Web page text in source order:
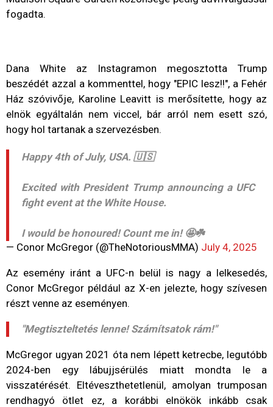
fogadta.
Dana White az Instagramon megosztotta Trump
beszédét azzal a kommenttel, hogy "EPIC lesz!!", a Fehér
Ház szóvivője, Karoline Leavitt is merősítette, hogy az
elnök egyáltalán nem viccel, bár arról nem esett szó,
hogy hol tartanak a szervezésben.
Happy 4th of July, USA. 🇺🇸
Excited with President Trump announcing a UFC
fight event at the White House.
I would be honoured! Count me in! 🤩☘️
— Conor McGregor (@TheNotoriousMMA) July 4, 2025
Az esemény iránt a UFC-n belül is nagy a lelkesedés,
Conor McGregor például az X-en jelezte, hogy szívesen
részt venne az eseményen.
"Megtiszteltetés lenne! Számítsatok rám!"
McGregor ugyan 2021 óta nem lépett ketrecbe, legutóbb
2024-ben egy lábujjsérülés miatt mondta le a
visszatérését. Eltéveszthetetlenül, amolyan trumposan
rendhagyó ötlet ez, a korábbi elnökök inkább csak